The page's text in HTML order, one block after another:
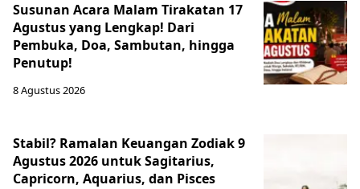
Susunan Acara Malam Tirakatan 17
Agustus yang Lengkap! Dari
Pembuka, Doa, Sambutan, hingga
Penutup!
8 Agustus 2026
Stabil? Ramalan Keuangan Zodiak 9
Agustus 2026 untuk Sagitarius,
Capricorn, Aquarius, dan Pisces